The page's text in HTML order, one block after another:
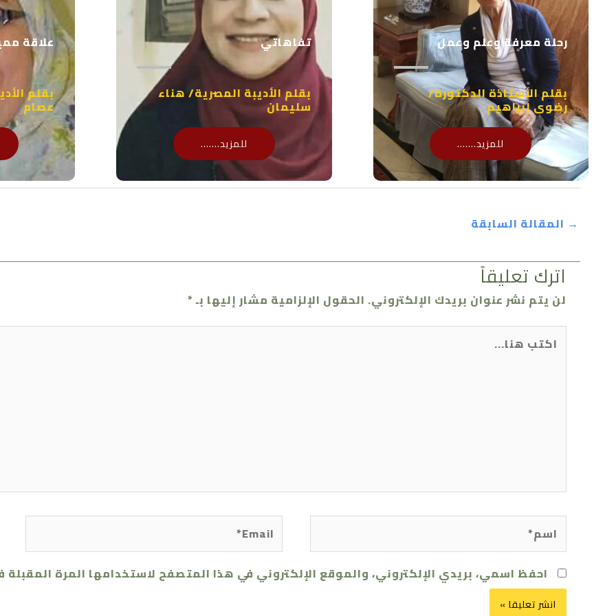
رحلة معرفة وعلم وعمل
بقلم الأستاذة الدكتورة/
رضوى إبراهيم
للمزيد.......
تفاهاتي
بقلم الأديبة المصرية/ هناء
سليمان
للمزيد.......
علاقة
بقلم
عصام
→ المقالة السابقة
اترك تعليقاً
لن يتم نشر عنوان بريدك الإلكتروني. الحقول الإلزامية مشار إليها بـ*
هنا...
احفظ اسمي، بريدي الإلكتروني، والموقع الإلكتروني في هذا المتصفح لاستخدامها المرة